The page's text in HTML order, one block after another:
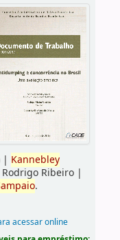
| Kannebley
Ribeiro|
.
acessar online